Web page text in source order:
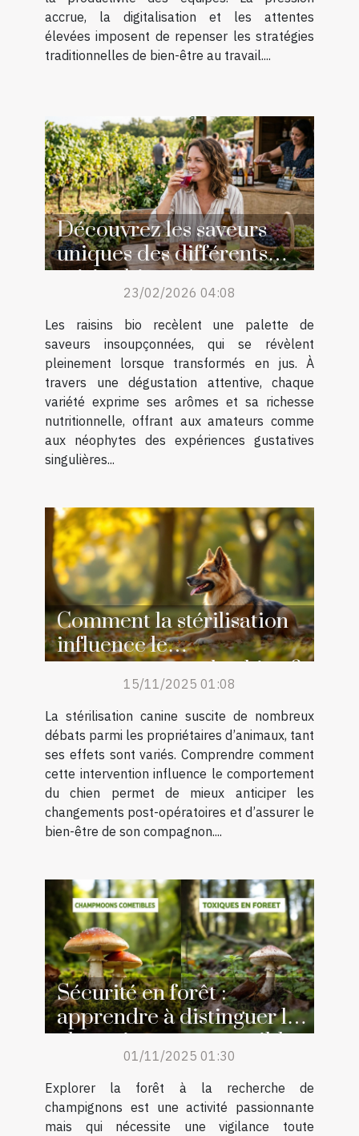
accrue, la digitalisation et les attentes
élevées imposent de repenser les stratégies
traditionnelles de bien-être au travail....
Découvrez les saveurs
uniques des différents
raisins bio en jus
23/02/2026 04:08
Les raisins bio recèlent une palette de
saveurs insoupçonnées, qui se révèlent
pleinement lorsque transformés en jus. À
travers une dégustation attentive, chaque
variété exprime ses arômes et sa richesse
nutritionnelle, offrant aux amateurs comme
aux néophytes des expériences gustatives
singulières...
Comment la stérilisation
influence le
comportement du chien ?
15/11/2025 01:08
La stérilisation canine suscite de nombreux
débats parmi les propriétaires d’animaux, tant
ses effets sont variés. Comprendre comment
cette intervention influence le comportement
du chien permet de mieux anticiper les
changements post-opératoires et d’assurer le
bien-être de son compagnon....
Sécurité en forêt :
apprendre à distinguer les
champignons comestibles
des toxiques01/11/2025 01:30
Explorer la forêt à la recherche de
champignons est une activité passionnante
mais qui nécessite une vigilance toute